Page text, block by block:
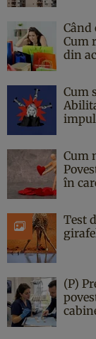
Când
Cum
din
Cum
Cum
în
Test
(P)